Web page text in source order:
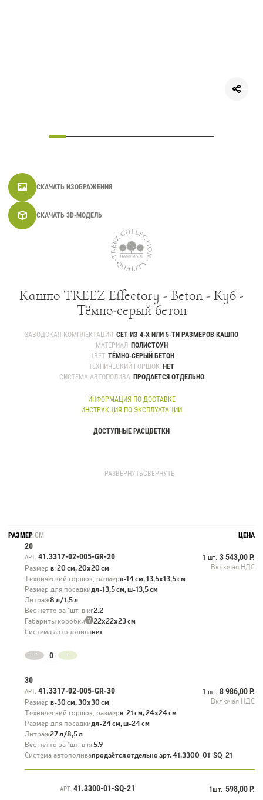
СКАЧАТЬ ИЗОБРАЖЕНИЯ
СКАЧАТЬ 3D-МОДЕЛЬ
Кашпо TREEZ Effectory - Beton - Куб -
Тёмно-серый бетон
ЗАВОДСКАЯ КОМПЛЕКТАЦИЯ СЕТ ИЗ 4-Х ИЛИ 5-ТИ РАЗМЕРОВ КАШПО
МАТЕРИАЛ
ПОЛИСТОУН
ЦВЕТ ТЁМНО-СЕРЫЙ БЕТОН
ТЕХНИЧЕСКИЙ ГОРШОК НЕТ
СИСТЕМА АВТОПОЛИВА ПРОДАЕТСЯ ОТДЕЛЬНО
ИНФОРМАЦИЯ ПО ДОСТАВКЕ
ИНСТРУКЦИЯ ПО ЭКСПЛУАТАЦИИ
ДОСТУПНЫЕ РАСЦВЕТКИ
Кашпо Treez Effectory созданы из инновационных композитных
материалов с использованием натуральных и экологичных
компонентов. Все кашпо производятся на 100 % ручным трудом.
Серия Beton имитирует модный и востребованный дизайнерами бетон.
Поверхность кашпо имеет вид обработанного интерьерного бетона, а
лёгкий вес и повышенная прочность делают их лучшей альтернативой
тяжелому и хрупкому настоящему бетону.
РАЗВЕРНУТЬСВЕРНУТЬ
РАЗМЕР СМ ЦЕНА
20
АРТ. 41.3317-02-005-GR-20
Размер в-20 см, 20х20 см
1 шт. 3 543,00 Р.
Включая НДС
Технический горшок, размерв-14 см, 13,5х13,5 см
Размер для посадкидл-13,5 см, ш-13,5 см
Литраж8 л/1,5 л
Вес нетто за 1шт. в кг2.2
Габариты коробки ? 22х22х23 см
Система автополиванет
30
АРТ. 41.3317-02-005-GR-30
Размер в-30 см, 30х30 см
1 шт. 8 986,00 Р.
Включая НДС
Технический горшок, размерв-21 см, 24х24 см
Размер для посадкидл-24 см, ш-24 см
Литраж27 л/8,5 л
Вес нетто за 1шт. в кг5.9
Система автополивапродаётся отдельно арт. 41.3300-01-SQ-21
АРТ. 41.3300-01-SQ-21 1шт. 598,00 Р.